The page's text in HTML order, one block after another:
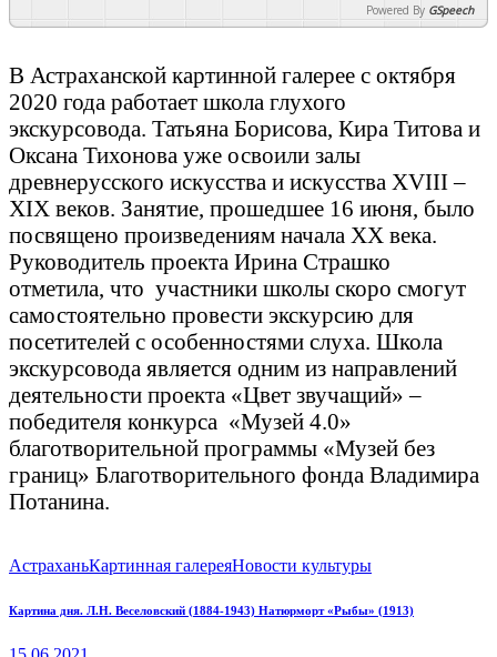
Powered By GSpeech
В Астраханской картинной галерее с октября
2020 года работает школа глухого
экскурсовода. Татьяна Борисова, Кира Титова и
Оксана Тихонова уже освоили залы
древнерусского искусства и искусства XVIII –
XIX веков. Занятие, прошедшее 16 июня, было
посвящено произведениям начала XX века.
Руководитель проекта Ирина Страшко
отметила, что участники школы скоро смогут
самостоятельно провести экскурсию для
посетителей с особенностями слуха. Школа
экскурсовода является одним из направлений
деятельности проекта «Цвет звучащий» –
победителя конкурса «Музей 4.0»
благотворительной программы «Музей без
границ» Благотворительного фонда Владимира
Потанина.
АстраханьКартинная галереяНовости культуры
Навигация
по
Previous
Картина дня. Л.Н. Веселовский (1884-1943) Натюрморт «Рыбы» (1913)